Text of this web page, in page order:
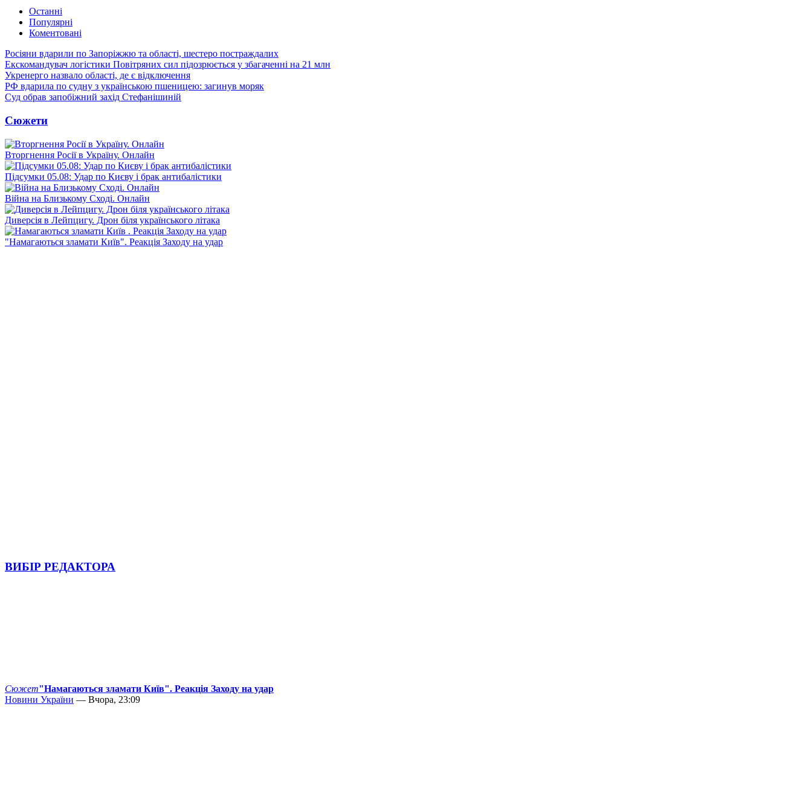
Останні
Популярні
Коментовані
Росіяни вдарили по Запоріжжю та області, шестеро постраждалих
Екскомандувач логістики Повітряних сил підозрюється у збагаченні на 21 млн
Укренерго назвало області, де є відключення
РФ вдарила по судну з українською пшеницею: загинув моряк
Суд обрав запобіжний захід Стефанішиній
Сюжети
Вторгнення Росії в Україну. Онлайн
Підсумки 05.08: Удар по Києву і брак антибалістики
Війна на Близькому Сході. Онлайн
Диверсія в Лейпцигу. Дрон біля українського літака
"Намагаються зламати Київ". Реакція Заходу на удар
ВИБІР РЕДАКТОРА
Сюжет"Намагаються зламати Київ". Реакція Заходу на удар
Новини України — Вчора, 23:09